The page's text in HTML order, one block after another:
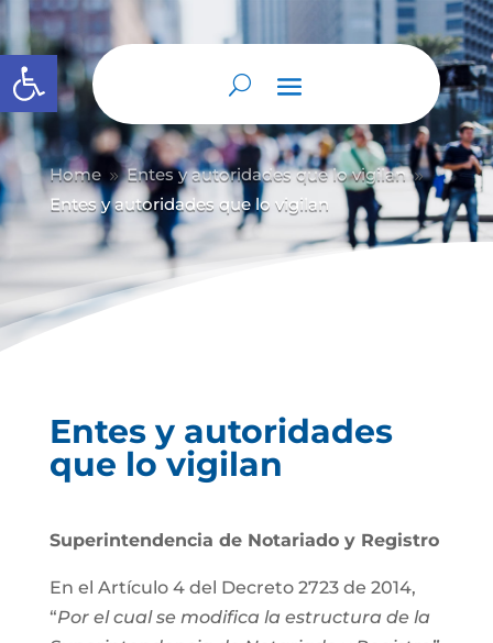
Abrir barra de herramientas
Home 9 Entes y autoridades que lo vigilan 9
Entes y autoridades que lo vigilan
Entes y autoridades
que lo vigilan
Superintendencia de Notariado y Registro
En el Artículo 4 del Decreto 2723 de 2014,
“Por el cual se modifica la estructura de la